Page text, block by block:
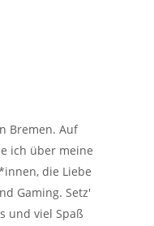
Bremen. Auf
ich über meine
die Liebe
Gaming. Setz'
und viel Spaß